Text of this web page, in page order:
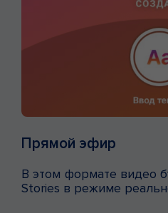
Прямой эфир
В этом формате видео
Stories в режиме